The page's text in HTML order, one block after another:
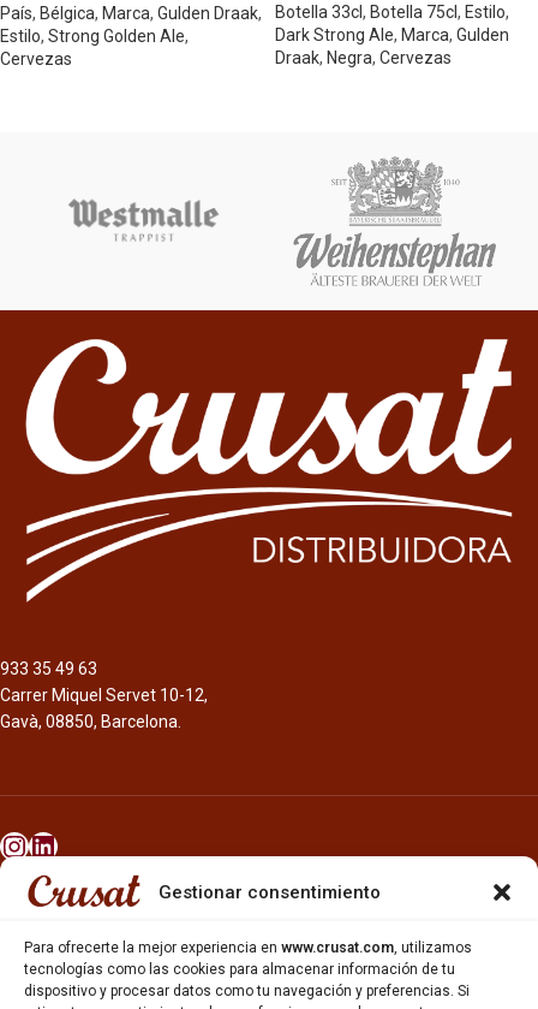
Gestionar consentimiento
Para ofrecerte la mejor experiencia en www.crusat.com, utilizamos
tecnologías como las cookies para almacenar información de tu
dispositivo y procesar datos como tu navegación y preferencias. Si
País, Bélgica, Marca, Gulden Draak,
Estilo, Strong Golden Ale,
Cervezas
Botella 33cl, Botella 75cl, Estilo,
Dark Strong Ale, Marca, Gulden
Draak, Negra, Cervezas
933 35 49 63
Carrer Miquel Servet 10-12,
Gavà, 08850, Barcelona.
INICIO
CERVEZAS
ESTRELLA GALICIA
OTROS PRODUCTOS